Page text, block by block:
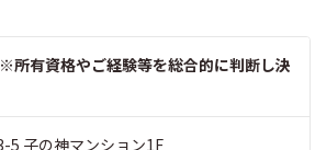
※所有資格やご経験等を総合的に判断し決
5 子の神マンション1F